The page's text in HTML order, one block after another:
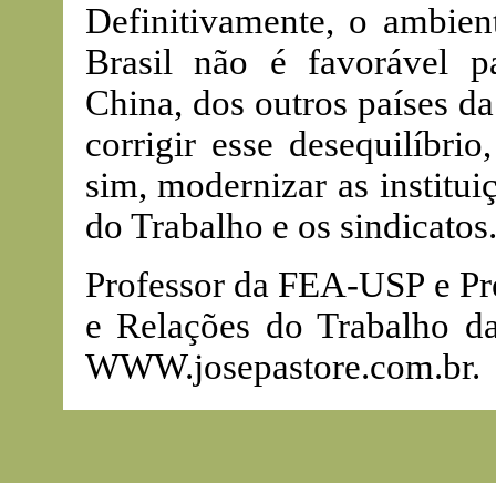
Definitivamente, o
Brasil não é favorável
China, dos outros países
corrigir esse
sim, modernizar as
do Trabalho e os sindicatos.
Professor da FEA-USP e
e Relações do Trabalho
WWW.josepastore.com.br.